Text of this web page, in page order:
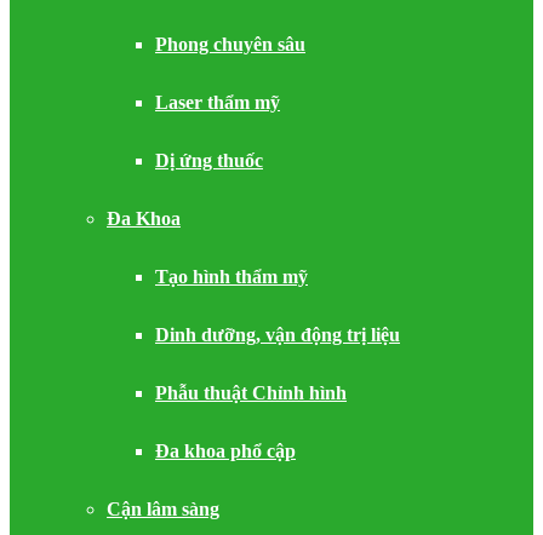
Phong chuyên sâu
Laser thẩm mỹ
Dị ứng thuốc
Đa Khoa
Tạo hình thẩm mỹ
Dinh dưỡng, vận động trị liệu
Phẫu thuật Chỉnh hình
Đa khoa phổ cập
Cận lâm sàng